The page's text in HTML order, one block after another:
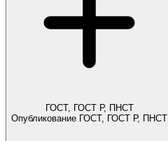
ГОСТ, ГОСТ Р, ПНСТ
Опубликование ГОСТ, ГОСТ Р, ПНСТ